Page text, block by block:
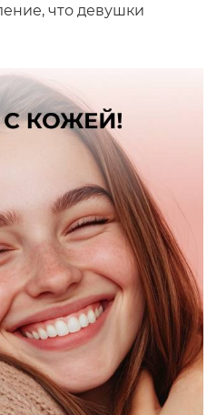
что девушки